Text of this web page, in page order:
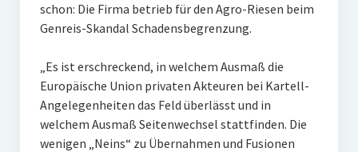
schon: Die Firma betrieb für den Agro-Riesen beim
Genreis-Skandal Schadensbegrenzung.
„Es ist erschreckend, in welchem Ausmaß die
Europäische Union privaten Akteuren bei Kartell-
Angelegenheiten das Feld überlässt und in
welchem Ausmaß Seitenwechsel stattfinden. Die
wenigen „Neins“ zu Übernahmen und Fusionen